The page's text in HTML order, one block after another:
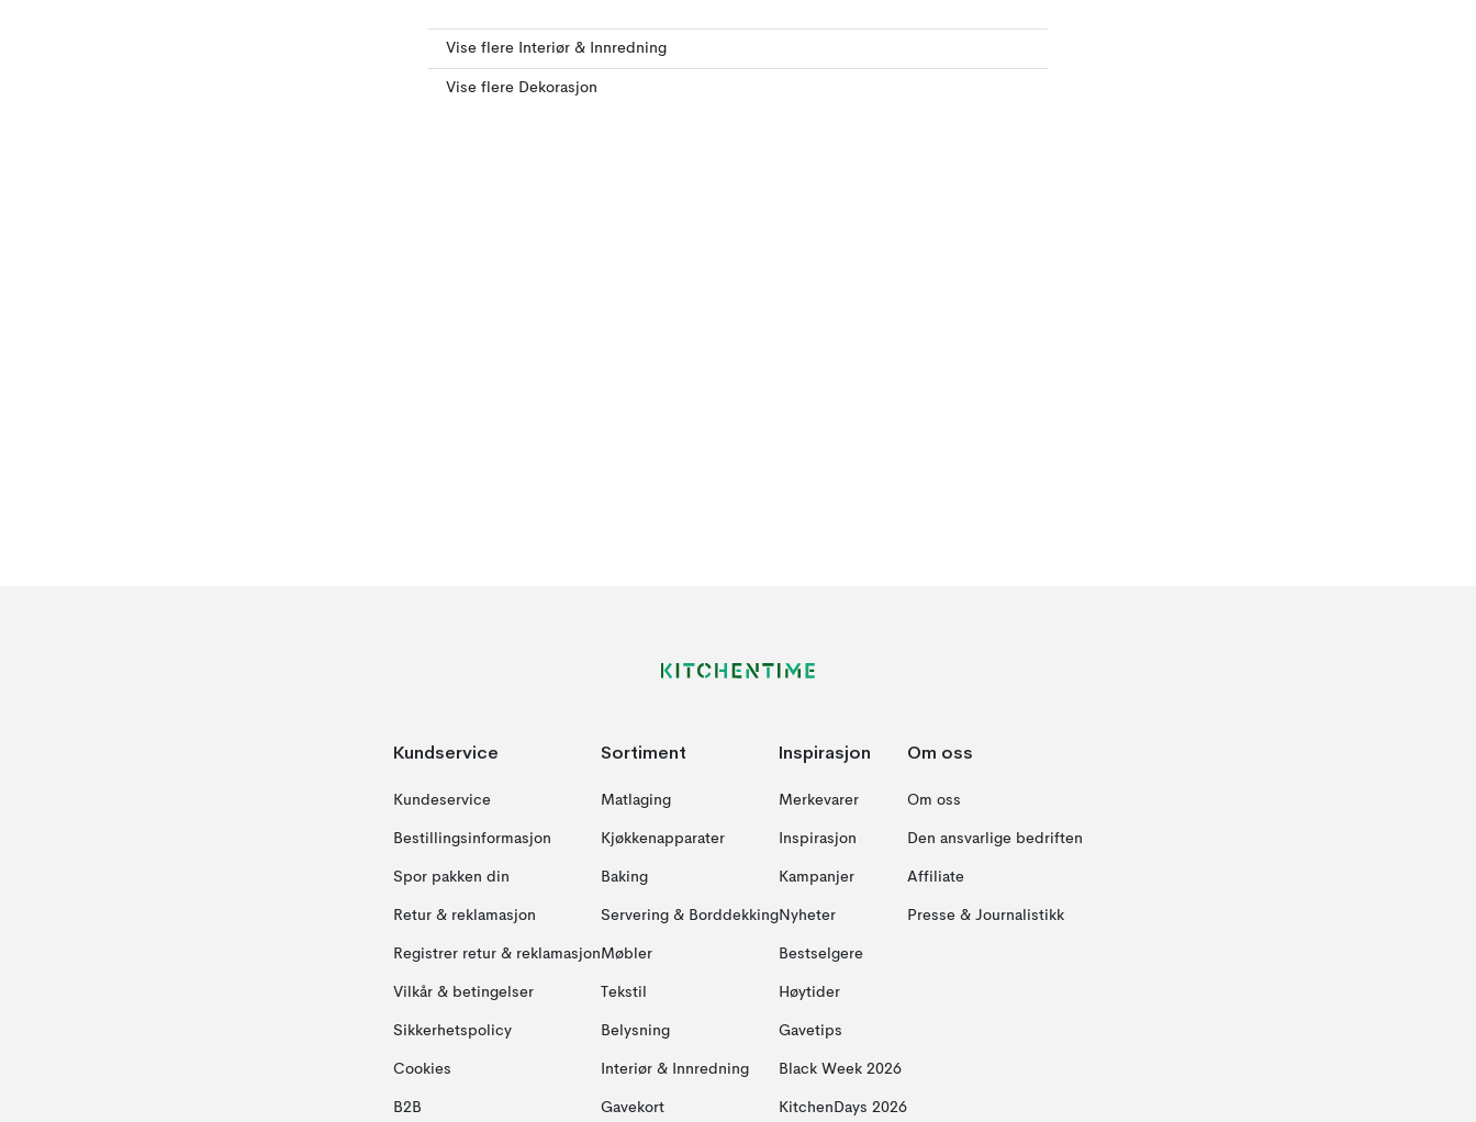
Vise flere Interiør & Innredning
Vise flere Dekorasjon
Kundservice
Kundeservice
Bestillingsinformasjon
Spor pakken din
Retur & reklamasjon
Registrer retur & reklamasjon
Vilkår & betingelser
Sikkerhetspolicy
Cookies
B2B
Sortiment
Matlaging
Kjøkkenapparater
Baking
Servering & Borddekking
Møbler
Tekstil
Belysning
Interiør & Innredning
Gavekort
Inspirasjon
Merkevarer
Inspirasjon
Kampanjer
Nyheter
Bestselgere
Høytider
Gavetips
Black Week 2026
KitchenDays 2026
Om oss
Om oss
Den ansvarlige bedriften
Affiliate
Presse & Journalistikk